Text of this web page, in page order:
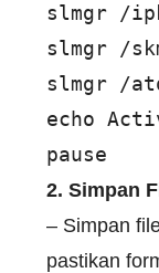
slmgr /ipk
slmgr /
slmgr /
echo
pause
2. Simpan
– Simpan
pastikan